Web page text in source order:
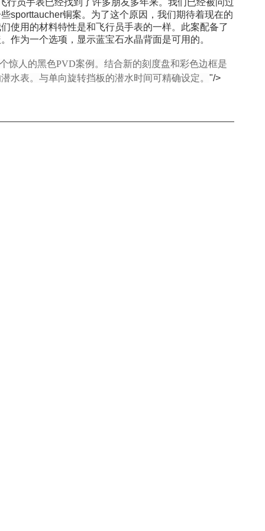
行员手表已经找到了许多朋友多年来。我们已经被问过
sporttaucher铜案。为了这个原因，我们期待着现在的
使用的材料特性是和飞行员手表的一样。此案配备了
作为一个选项，显示蓝宝石水晶背面是可用的。
惊人的黑色PVD案例。结合新的刻度盘和彩色边框是
水表。与单向旋转挡板的潜水时间可精确设定。 "/>